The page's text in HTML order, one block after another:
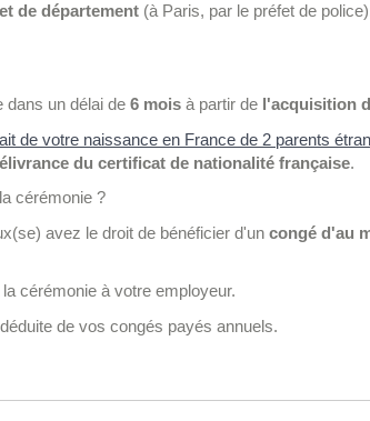
de département (à Paris, par le préfet de
dans un délai de 6 mois à partir de l'acquisition
de votre naissance en France de 2 parents
du certificat de nationalité française.
cérémonie ?
avez le droit de bénéficier d'un congé d'au
cérémonie à votre employeur.
de vos congés payés annuels.